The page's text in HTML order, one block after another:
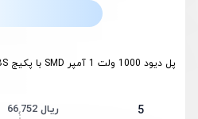
پل دیود 1000 ولت 1 آمپر SMD با پکیج DBS
5 66,752 ریال